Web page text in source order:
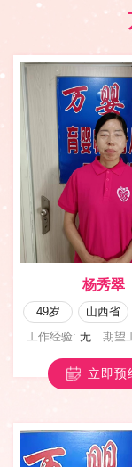
杨秀翠
49岁 山西省
工作经验: 无 期望
立即预